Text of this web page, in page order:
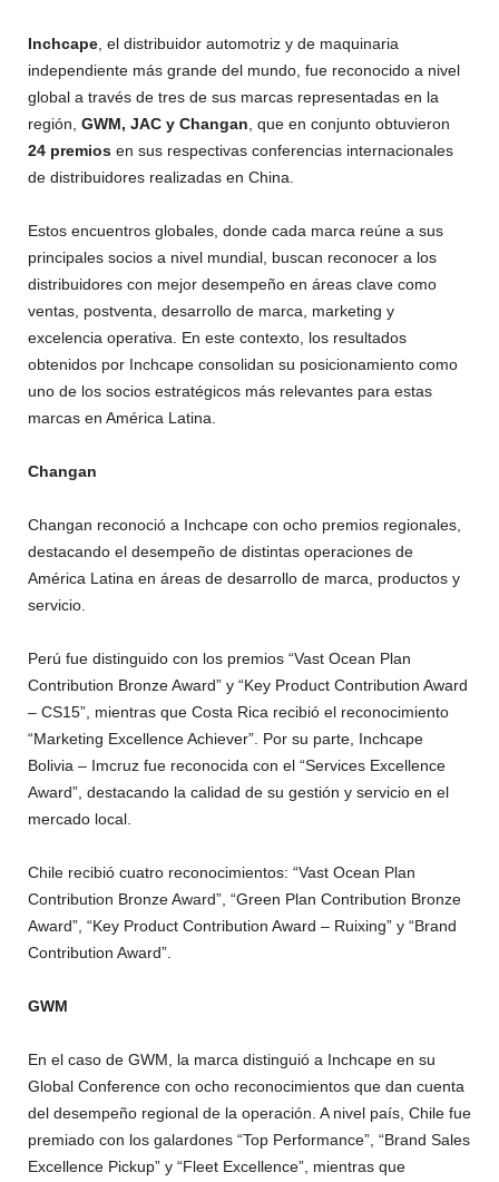
Inchcape , el distribuidor automotriz y de maquinaria
independiente más grande del mundo, fue reconocido a nivel
global a través de tres de sus marcas representadas en la
región, GWM, JAC y Changan , que en conjunto obtuvieron
24 premios en sus respectivas conferencias internacionales
de distribuidores realizadas en China.
Estos encuentros globales, donde cada marca reúne a sus
principales socios a nivel mundial, buscan reconocer a los
distribuidores con mejor desempeño en áreas clave como
ventas, postventa, desarrollo de marca, marketing y
excelencia operativa. En este contexto, los resultados
obtenidos por Inchcape consolidan su posicionamiento como
uno de los socios estratégicos más relevantes para estas
marcas en América Latina.
Changan
Changan reconoció a Inchcape con ocho premios regionales,
destacando el desempeño de distintas operaciones de
América Latina en áreas de desarrollo de marca, productos y
servicio.
Perú fue distinguido con los premios “Vast Ocean Plan
Contribution Bronze Award” y “Key Product Contribution Award
– CS15”, mientras que Costa Rica recibió el reconocimiento
“Marketing Excellence Achiever”. Por su parte, Inchcape
Bolivia – Imcruz fue reconocida con el “Services Excellence
Award”, destacando la calidad de su gestión y servicio en el
mercado local.
Chile recibió cuatro reconocimientos: “Vast Ocean Plan
Contribution Bronze Award”, “Green Plan Contribution Bronze
Award”, “Key Product Contribution Award – Ruixing” y “Brand
Contribution Award”.
GWM
En el caso de GWM, la marca distinguió a Inchcape en su
Global Conference con ocho reconocimientos que dan cuenta
del desempeño regional de la operación. A nivel país, Chile fue
premiado con los galardones “Top Performance”, “Brand Sales
Excellence Pickup” y “Fleet Excellence”, mientras que